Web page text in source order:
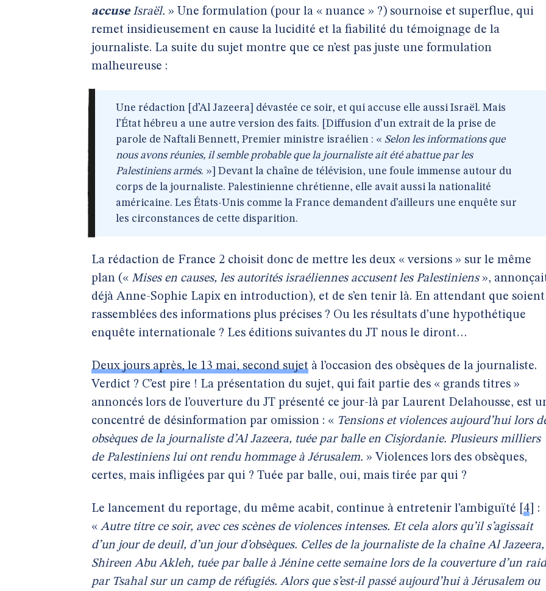
accuseIsraël. » Une formulation (pour la « nuance » ?) sournoise et superflue, qui
remet insidieusement en cause la lucidité et la fiabilité du témoignage de la
journaliste. La suite du sujet montre que ce n’est pas juste une formulation
malheureuse :
Une rédaction [d’Al Jazeera] dévastée ce soir, et qui accuse elle aussi Israël. Mais
l’État hébreu a une autre version des faits. [Diffusion d’un extrait de la prise de
parole de Naftali Bennett, Premier ministre israélien : « Selon les informations que
nous avons réunies, il semble probable que la journaliste ait été abattue par les
Palestiniens armés. »] Devant la chaîne de télévision, une foule immense autour du
corps de la journaliste. Palestinienne chrétienne, elle avait aussi la nationalité
américaine. Les États-Unis comme la France demandent d’ailleurs une enquête sur
les circonstances de cette disparition.
La rédaction de France 2 choisit donc de mettre les deux « versions » sur le même
plan (« Mises en causes, les autorités israéliennes accusent les Palestiniens»,
déjà Anne-Sophie Lapix en introduction), et de s’en tenir là. En attendant que soient
rassemblées des informations plus précises ? Ou les résultats d’une hypothétique
enquête internationale ? Les éditions suivantes du JT nous le diront…
Deux jours après, le 13 mai, second sujet à l’occasion des obsèques de la journaliste.
Verdict ? C’est pire ! La présentation du sujet, qui fait partie des « grands titres »
annoncés lors de l’ouverture du JT présenté ce jour-là par Laurent Delahousse, est
concentré de désinformation par omission : « Tensions et violences aujourd’hui lors
obsèques de la journaliste d’Al Jazeera, tuée par balle en Cisjordanie. Plusieurs milliers
de Palestiniens lui ont rendu hommage à Jérusalem. » Violences lors des obsèques,
certes, mais infligées par qui ? Tuée par balle, oui, mais tirée par qui ?
Le lancement du reportage, du même acabit, continue à entretenir l’ambiguïté 4
:
« Autre titre ce soir, avec ces scènes de violences intenses. Et cela alors qu’il s’agissait
d’un jour de deuil, d’un jour d’obsèques. Celles de la journaliste de la chaîne Al Jazeera,
Shireen Abu Akleh, tuée par balle à Jénine cette semaine lors de la couverture d’un raid
par Tsahal sur un camp de réfugiés. Alors que s’est-il passé aujourd’hui à Jérusalem ou